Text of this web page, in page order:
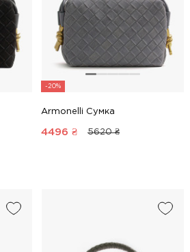
-20%
Armonelli Сумка
4496 ₴ 5620 ₴